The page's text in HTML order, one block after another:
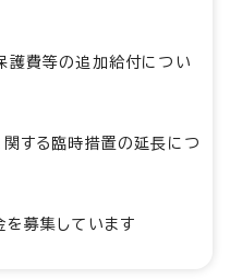
護費等の追加給付につい
する臨時措置の延長につ
募集しています